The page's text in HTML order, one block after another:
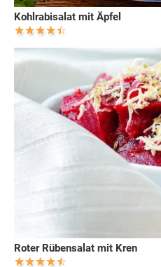
Kohlrabisalat mit Äpfel
Roter Rübensalat mit Kren